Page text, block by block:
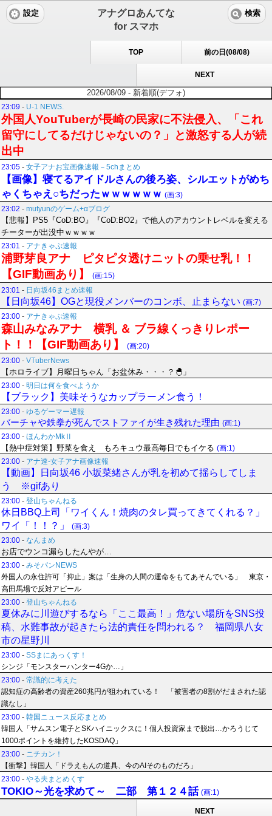
アナグロあんてな
for スマホ
設定 検索
TOP 前の日(08/08)
NEXT
2026/08/09 - 新着順(デフォ)
23:09 - U-1 NEWS.
外国人YouTuberが長崎の民家に不法侵入、「これ
留守にしてるだけじゃないの？」と激怒する人が続
出中
23:05 - 女子アナお宝画像速報－5chまとめ
【画像】寝てるアイドルさんの後ろ姿、シルエットがめち
ゃくちゃえ○ちだったｗｗｗｗｗｗ (画:3)
23:02 - mutyunのゲーム+αブログ
【悲報】PS5『CoD:BO』『CoD:BO2』で他人のアカウントレベルを変える
チーターが出没中ｗｗｗｗ
23:01 - アナきゃぷ速報
浦野芽良アナ ピタピタ透けニットの乗せ乳！！
【GIF動画あり】
(画:15)
23:01 - 日向坂46まとめ速報
【日向坂46】OGと現役メンバーのコンボ、止まらない (画:7)
23:00 - アナきゃぷ速報
森山みなみアナ 横乳 ＆ ブラ線くっきりレポー
ト！！【GIF動画あり】
(画:20)
23:00 - VTuberNews
【ホロライブ】月曜日ちゃん「お盆休み・・・？🐣」
23:00 - 明日は何を食べようか
【ブラック】美味そうなカップラーメン食う！
23:00 - ゆるゲーマー遅報
バーチャや鉄拳が死んでストファイが生き残れた理由 (画:1)
23:00 - ほんわかMkⅡ
【熱中症対策】野菜を食え もろキュウ最高毎日でもイケる (画:1)
23:00 - アナ速‐女子アナ画像速報
【動画】日向坂46 小坂菜緒さんが乳を初めて揺らしてしま
う ※gifあり
23:00 - 登山ちゃんねる
休日BBQ上司「ワイくん！焼肉のタレ買ってきてくれる？」
ワイ「！！？」
(画:3)
23:00 - なんまめ
お店でウンコ漏らしたんやが…
23:00 - みそパンNEWS
外国人の永住許可「抑止」案は「生身の人間の運命をもてあそんでいる」 東京・
高田馬場で反対アピール
23:00 - 登山ちゃんねる
夏休みに川遊びするなら「ここ最高！」危ない場所をSNS投
稿、水難事故が起きたら法的責任を問われる？ 福岡県八女
市の星野川
23:00 - SSまにあっくす！
シンジ「モンスターハンター4Gか…」
23:00 - 常識的に考えた
認知症の高齢者の資産260兆円が狙われている！ 「被害者の8割がだまされた認
識なし」
23:00 - 韓国ニュース反応まとめ
韓国人「サムスン電子とSKハイニックスに！個人投資家まで脱出…かろうじて
1000ポイントを維持したKOSDAQ」
23:00 - ニチカン！
【衝撃】韓国人「ドラえもんの道具、今のAIそのものだろ」
23:00 - やる夫まとめくす
TOKIO～光を求めて～ 二部 第１２４話 (画:1)
NEXT